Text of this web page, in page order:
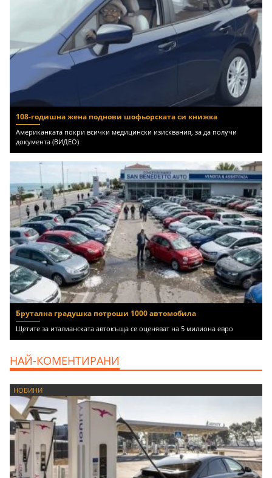
108-годишна жена поднови шофьорската си книжка
Американката покри всички медицински изисквания, за да получи
документа (ВИДЕО)
Брутална градушка потроши 1000 автомобила
Щетите за италианската автокъща се оценяват на 5 милиона евро
НАЙ-КОМЕНТИРАНИ
НОВИНИ